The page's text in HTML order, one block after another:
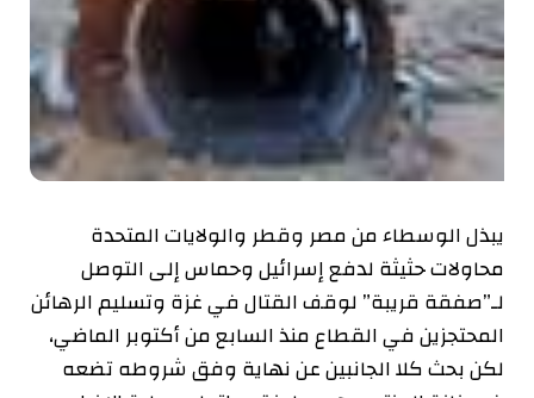
يبذل الوسطاء من مصر وقطر والولايات المتحدة
محاولات حثيثة لدفع إسرائيل وحماس إلى التوصل
لـ”صفقة قريبة” لوقف القتال في غزة وتسليم الرهائن
المحتجزين في القطاع منذ السابع من أكتوبر الماضي،
لكن بحث كلا الجانبين عن نهاية وفق شروطه تضعه